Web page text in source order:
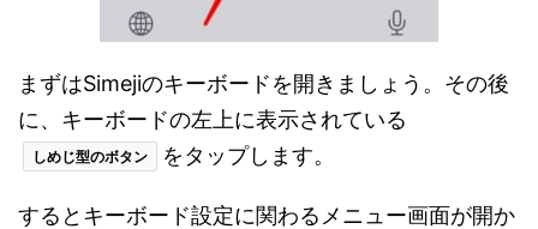
まずはSimejiのキーボードを開きましょう。その後
に、キーボードの左上に表示されている
しめじ型のボタン をタップします。
するとキーボード設定に関わるメニュー画面が開か